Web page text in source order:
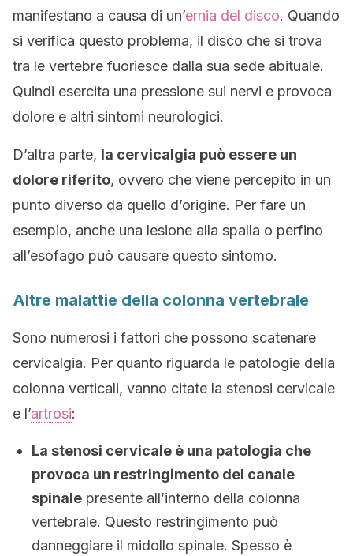
manifestano a causa di un’ernia del disco. Quando
si verifica questo problema, il disco che si trova
tra le vertebre fuoriesce dalla sua sede abituale.
Quindi esercita una pressione sui nervi e provoca
dolore e altri sintomi neurologici.
D’altra parte, la cervicalgia può essere un
dolore riferito, ovvero che viene percepito in un
punto diverso da quello d’origine. Per fare un
esempio, anche una lesione alla spalla o perfino
all’esofago può causare questo sintomo.
Altre malattie della colonna vertebrale
Sono numerosi i fattori che possono scatenare
cervicalgia. Per quanto riguarda le patologie della
colonna verticali, vanno citate la stenosi cervicale
e l’artrosi:
La stenosi cervicale è una patologia che
provoca un restringimento del canale
spinale presente all’interno della colonna
vertebrale. Questo restringimento può
danneggiare il midollo spinale. Spesso è